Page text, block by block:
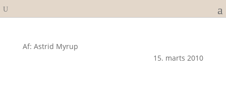
Af: Astrid Myrup
15. marts 2010